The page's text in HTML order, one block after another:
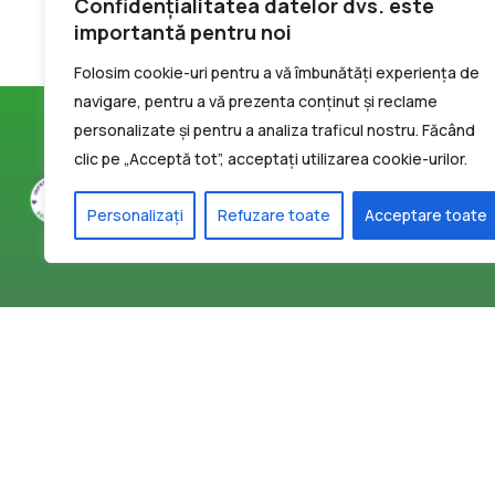
Confidențialitatea datelor dvs. este
importantă pentru noi
Folosim cookie-uri pentru a vă îmbunătăți experiența de
navigare, pentru a vă prezenta conținut și reclame
personalizate și pentru a analiza traficul nostru. Făcând
clic pe „Acceptă tot”, acceptați utilizarea cookie-urilor.
Personalizați Refuzare toate Acceptare toate